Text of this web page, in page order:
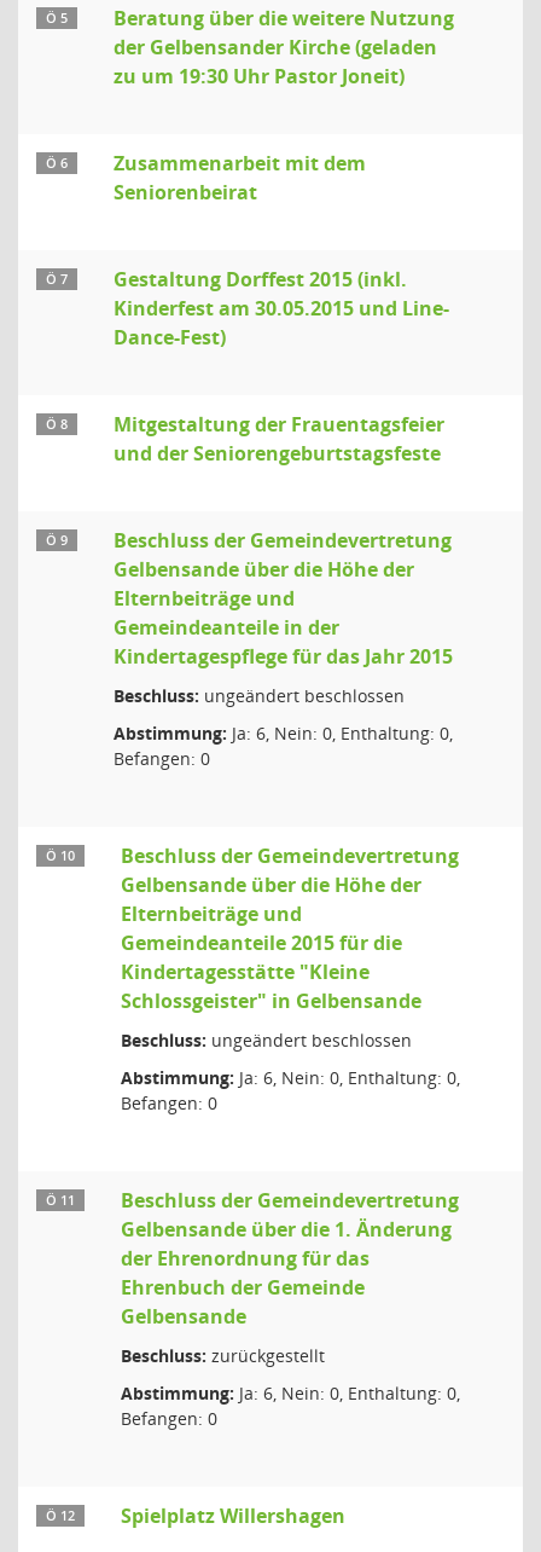
Ö 5
Beratung über die weitere Nutzung
der Gelbensander Kirche (geladen
zu um 19:30 Uhr Pastor Joneit)
Ö 6
Zusammenarbeit mit dem
Seniorenbeirat
Ö 7
Gestaltung Dorffest 2015 (inkl.
Kinderfest am 30.05.2015 und Line-
Dance-Fest)
Ö 8
Mitgestaltung der Frauentagsfeier
und der Seniorengeburtstagsfeste
Ö 9
Beschluss der Gemeindevertretung
Gelbensande über die Höhe der
Elternbeiträge und
Gemeindeanteile in der
Kindertagespflege für das Jahr 2015
Beschluss: ungeändert beschlossen
Abstimmung: Ja: 6, Nein: 0, Enthaltung: 0,
Befangen: 0
Ö 10
Beschluss der Gemeindevertretung
Gelbensande über die Höhe der
Elternbeiträge und
Gemeindeanteile 2015 für die
Kindertagesstätte "Kleine
Schlossgeister" in Gelbensande
Beschluss: ungeändert beschlossen
Abstimmung: Ja: 6, Nein: 0, Enthaltung: 0,
Befangen: 0
Ö 11
Beschluss der Gemeindevertretung
Gelbensande über die 1. Änderung
der Ehrenordnung für das
Ehrenbuch der Gemeinde
Gelbensande
Beschluss: zurückgestellt
Abstimmung: Ja: 6, Nein: 0, Enthaltung: 0,
Befangen: 0
Ö 12 Spielplatz Willershagen